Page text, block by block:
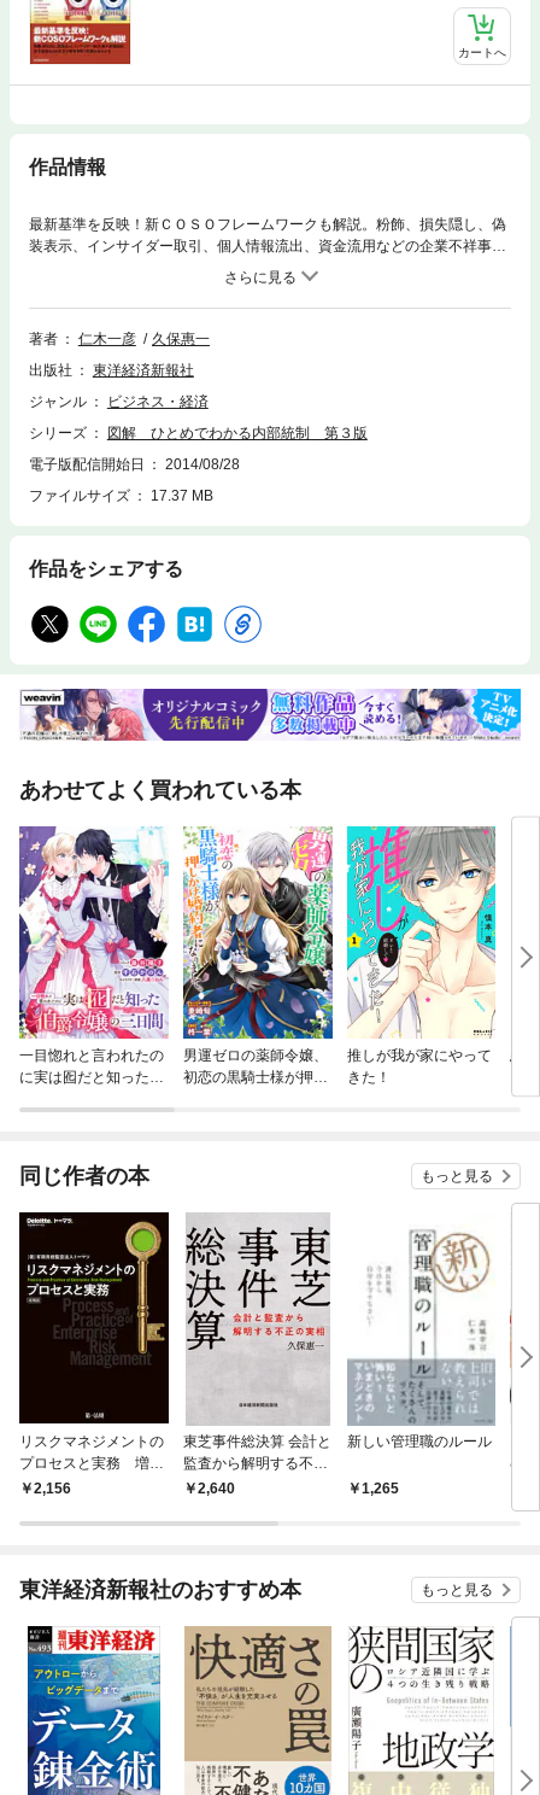
カートへ
作品情報
最新基準を反映！新ＣＯＳＯフレームワークも解説。粉飾、損失隠し、偽
装表示、インサイダー取引、個人情報流出、資金流用などの企業不祥事を
防ぐ仕組みがわかる。【主な内容】序 章 内部統制とは第１章 内部統
制の基本的枠組み第２章 日常業務に見る内部統制第３章 内部統制と会
社法第４章 内部統制報告制度（Ｊ－ＳＯＸ）第５章 内部統制と関連ト
ピック
著者 仁木一彦
久保惠一
出版社
東洋経済新報社
ジャンル
ビジネス・経済
シリーズ
図解 ひとめでわかる内部統制 第３版
電子版配信開始日
2014/08/28
ファイルサイズ
17.37 MB
作品をシェアする
あわせてよく買われている本
一目惚れと言われたの
に実は囮だと知った伯
男運ゼロの薬師令嬢、
初恋の黒騎士様が押し
推しが我が家にやって
きた！
忍恋
同じ作者の本 もっと見る
リスクマネジメントの
プロセスと実務 増補
版2,156
東芝事件総決算 会計と
監査から解明する不正
の実相
2,640
新しい管理職のルール
1,265
む
東洋経済新報社のおすすめ本 もっと見る